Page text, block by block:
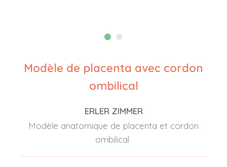
Modèle de placenta avec cordon
ombilical
ERLER ZIMMER
Modèle anatomique de placenta et cordon
ombilical